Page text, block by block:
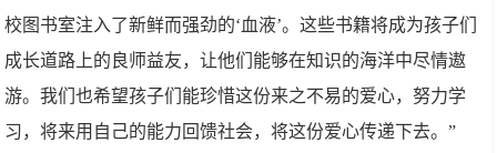
校图书室注入了新鲜而强劲的‘血液’。这些书籍将成为孩子们
成长道路上的良师益友，让他们能够在知识的海洋中尽情遨
游。我们也希望孩子们能珍惜这份来之不易的爱心，努力学
习，将来用自己的能力回馈社会，将这份爱心传递下去。”